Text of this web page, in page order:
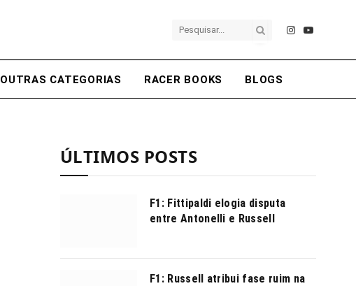
Instagram
YouTube
OUTRAS CATEGORIAS RACER BOOKS BLOGS
ÚLTIMOS POSTS
F1: Fittipaldi elogia disputa
entre Antonelli e Russell
F1: Russell atribui fase ruim na